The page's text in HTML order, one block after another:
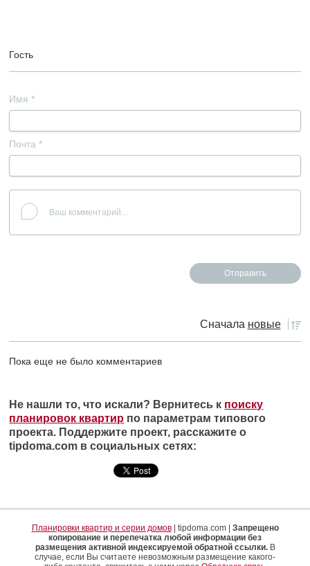
Гость
Имя *
Почта *
Сначала новые
Пока еще не было комментариев
Не нашли то, что искали? Вернитесь к поиску
планировок квартир по параметрам типового
проекта. Поддержите проект, расскажите о
tipdoma.com в социальных сетях:
Планировки квартир и серии домов| tipdoma.com | Запрещено
копирование и перепечатка любой информации без
размещения активной индексируемой обратной ссылки.В
случае, если Вы считаете невозможным размещение какого-